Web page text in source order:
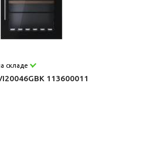
складе
113600011